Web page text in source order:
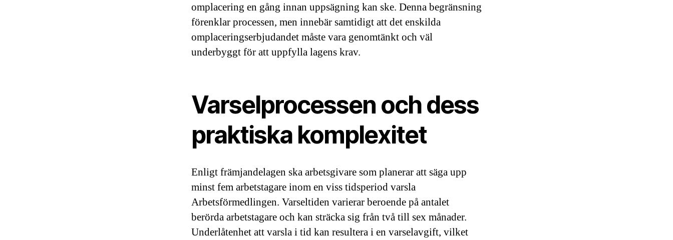
omplacering en gång innan uppsägning kan ske. Denna begränsning
förenklar processen, men innebär samtidigt att det enskilda
omplaceringserbjudandet måste vara genomtänkt och väl
underbyggt för att uppfylla lagens krav.
Varselprocessen och dess
praktiska komplexitet
Enligt främjandelagen ska arbetsgivare som planerar att säga upp
minst fem arbetstagare inom en viss tidsperiod varsla
Arbetsförmedlingen. Varseltiden varierar beroende på antalet
berörda arbetstagare och kan sträcka sig från två till sex månader.
Underlåtenhet att varsla i tid kan resultera i en varselavgift, vilket